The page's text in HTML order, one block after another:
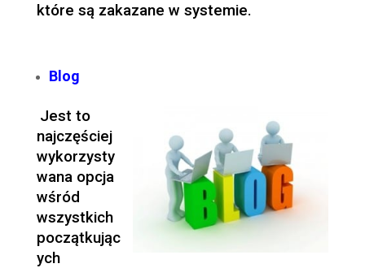
które są zakazane w systemie.
Blog
Jest to
najczęściej
wykorzysty
wana opcja
wśród
wszystkich
początkując
ych